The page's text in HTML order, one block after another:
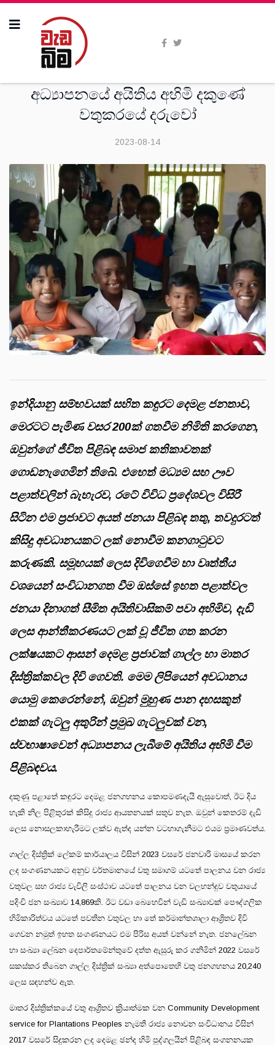
අධ්‍යාපනයේ අයිතිය අහිමි දකුණේ
වතුකරයේ දරුවෝ
2023-08-14
ඉන්දියානු සම්භවයක් සහිත කඳුරට දෙමළ ජනතාව,
මෙරටට පැමිණ වසර 200ක් ගතවීම නිමිති කරගෙන,
ඔවුන්ගේ ජීවිත පිළිබඳ සමාජ කතිකාවතක්
ගොඩනැගෙමින් තිබේ. එහෙත් මධ්‍යම සහ ඌව
පළාත්වලින් බැහැරව, රටේ විවිධ ප්‍රදේශවල විසිරී
සිටින එම ප්‍රජාවට අයත් ජනයා පිළිබඳ තතු, තවදුරටත්
කිසිදු අවධානයකට ලක් නොවීම කනගාටුවට
කරුණකි. සමූහයක් ලෙස දිවිගෙවීම හා වෘත්තීය
වශයෙන් සංවිධානගත වීම ඔස්සේ ඉහත පළාත්වල
ජනයා දිනාගත් සීමිත අයිතිවාසිකම් පවා අහිමිව, දැඩි
ලෙස ආන්තීකරණයට ලක් වූ ජීවිත ගත කරන
ලක්ෂයකට ආසන් දෙමළ ප්‍රජාවක් ගාල්ල හා මාතර
දිස්ත්‍රික්කවල දිවි ගෙවති. මෙම ලිපියෙන් අවධානය
යොමු කෙරෙන්නේ, ඔවුන් මුහුණ පාන දහසකුත්
එකක් ගැටලු අතුරින් ප්‍රමුඛ ගැටලුවක් වන,
ස්වභාෂාවෙන් අධ්‍යාපනය ලැබීමේ අයිතිය අහිමි වීම
පිළිබඳවය.
දකුණු පළාතේ කඳුරට දෙමළ ජනගහනය කොපමණදැයි ඇසුවොත්, ඊට දිය
හැකි නිල පිළිතුරක් කිසිදු රාජ්‍ය ආයතනයක් සතුව නැත. ඔවුන් කෙතරම් දැඩි
ලෙස නොසලකාහැරීමට ලක්ව ඇත්ද යන්න වටහාගැනීමට එයම ප්‍රමාණවත්ය.
ගාල්ල දිස්ත්‍රික් ලේකම් කාර්යාලය විසින් 2023 වසරේ ජනවාරි මාසයේ කරන
ලද සංගණනයකට අනුව වර්තමානයේ වතු සමාගම් යටතේ පාලනය වන රාජ්‍ය
වතුවල සහ රාජ්‍ය වැවිලි සංස්ථාව යටතේ පාලනය වන වලහන්දුව වතුයායේ
පදිංචි ජන සංඛ්‍යාව 14,869කි. ඊට වඩා බෙහෙවින් වැඩි සංඛ්‍යාවක් පෞද්ගලික
හිමිකාරිත්වය යටතේ පවතින වතුවල හා තේ කර්මාන්තශාලා ආශ්‍රිතව දිවි
ගෙවන නමුත් ඉහත සංගණනයට එම පිරිස අයත් වන්නේ නැත. ජනලේඛන
හා සංඛ්‍යා ලේඛන දෙපාර්තමේන්තුවේ දත්ත ඇසුරු කර ගනිමින් 2022 වසරේ
සකස්කර තිබෙන ගාල්ල දිස්ත්‍රික් සංඛ්‍යා අත්පොතෙහි වතු ජනගහනය 20,240
ලෙස සඳහන්ව ඇත.
මාතර දිස්ත්‍රික්කයේ වතු ආශ්‍රිතව ක්‍රියාත්මක වන Community Development
service for Plantations Peoples නැමති රාජ්‍ය නොවන සංවිධානය විසින්
2017 වසරේ සිදුකරන ලද දෙමළ ඡන්ද හිමි පුද්ගලයින් පිළිබඳ සංගනනයක